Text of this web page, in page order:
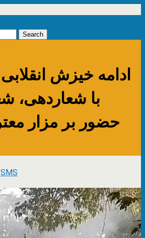
ادامه خیزش
با شعاردهی،
حضور بر مزار
SMS